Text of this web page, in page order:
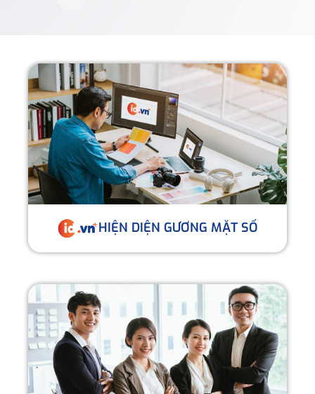
HIỆN DIỆN GƯƠNG MẶT SỐ